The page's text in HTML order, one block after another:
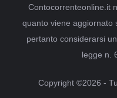
Contocorrenteonline.it
quanto viene aggiornato
pertanto considerarsi
legge n.
Copyright ©2026 -